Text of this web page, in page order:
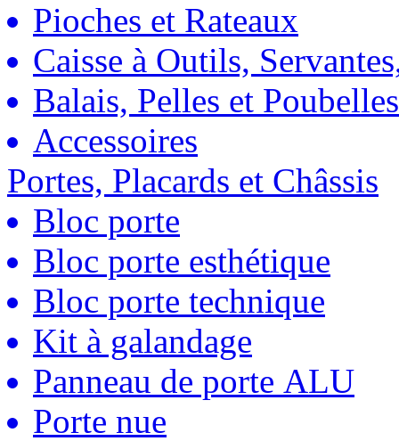
Pioches et Rateaux
Caisse à Outils,
Balais, Pelles et Poubelles
Accessoires
Portes, Placards et Châssis
Bloc porte
Bloc porte esthétique
Bloc porte technique
Kit à galandage
Panneau de porte ALU
Porte nue